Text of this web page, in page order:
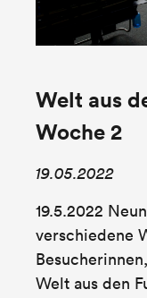
Welt aus
Woche 2
19.05.2022
19.5.2022
verschiedene
Welt aus den